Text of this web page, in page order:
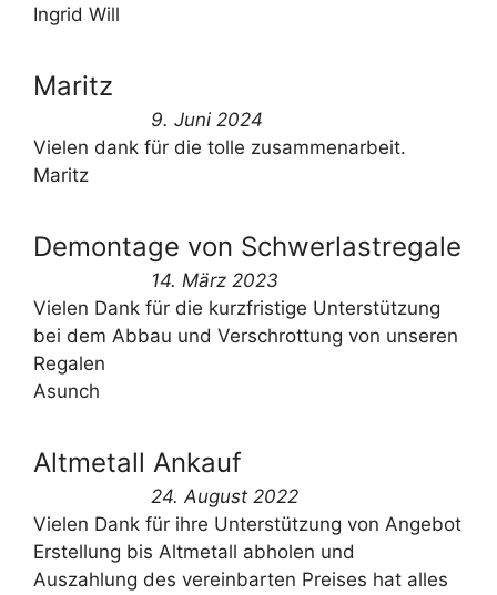
Ingrid Will
Maritz
9. Juni 2024
Vielen dank für die tolle zusammenarbeit.
Maritz
Demontage von Schwerlastregale
14. März 2023
Vielen Dank für die kurzfristige Unterstützung
bei dem Abbau und Verschrottung von unseren
Regalen
Asunch
Altmetall Ankauf
24. August 2022
Vielen Dank für ihre Unterstützung von Angebot
Erstellung bis Altmetall abholen und
Auszahlung des vereinbarten Preises hat alles